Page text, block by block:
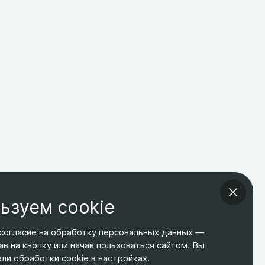
ТЕЛЕФОН
+7 495 266-65-67
ЭЛ. ПОЧТА
shop@relines.ru
АДРЕС
Москва, Гаражная 8
cookie
на обработку персональных данных —
на кнопку или начав пользоваться сайтом. Вы
обработки cookie в настройках.